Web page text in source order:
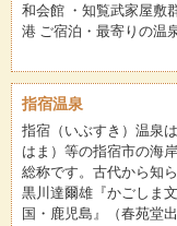
和会館 ・知覧武家屋敷
港 ご宿泊・最寄りの温
指宿温泉
指宿（いぶすき）温泉
はま）等の指宿市の海
総称です。古代から知
黒川達爾雄『かごしま
国・鹿児島』（春苑堂出